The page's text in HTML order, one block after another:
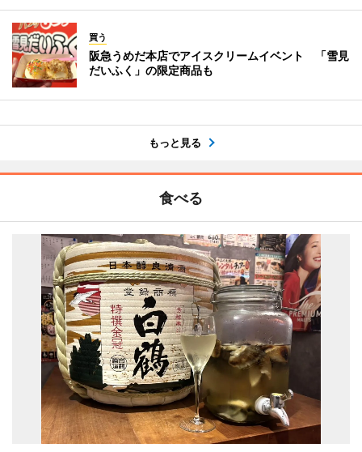
買う
阪急うめだ本店でアイスクリームイベント 「雪見
だいふく」の限定商品も
もっと見る
食べる